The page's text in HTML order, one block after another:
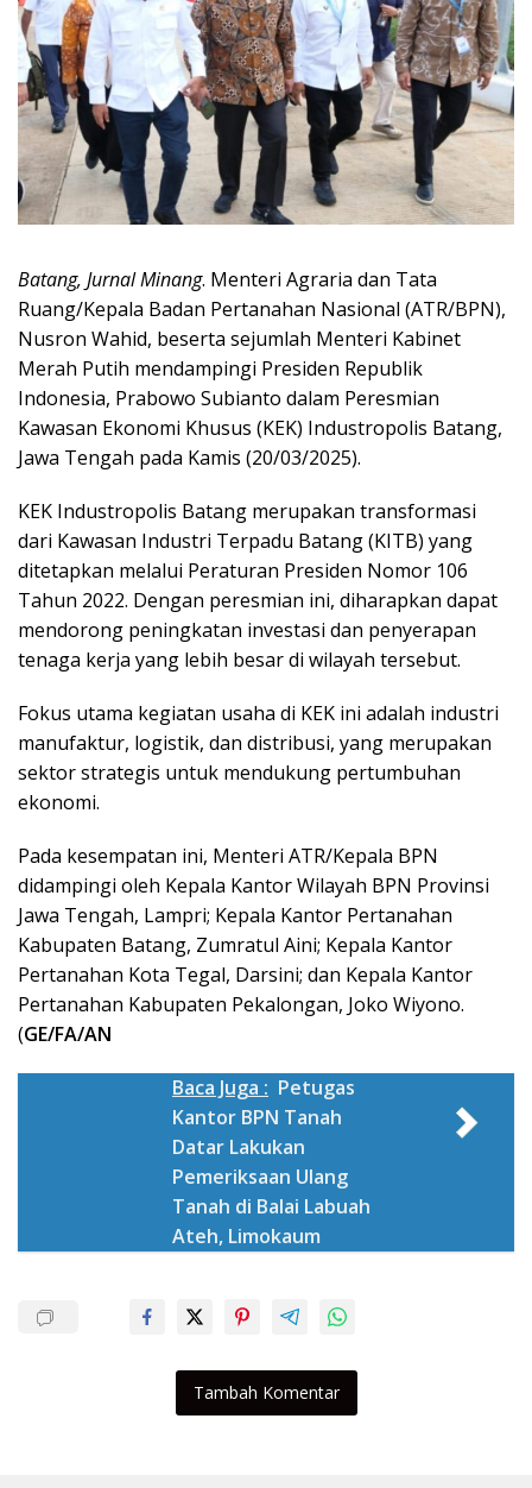
Batang, Jurnal Minang. Menteri Agraria dan Tata
Ruang/Kepala Badan Pertanahan Nasional (ATR/BPN),
Nusron Wahid, beserta sejumlah Menteri Kabinet
Merah Putih mendampingi Presiden Republik
Indonesia, Prabowo Subianto dalam Peresmian
Kawasan Ekonomi Khusus (KEK) Industropolis Batang,
Jawa Tengah pada Kamis (20/03/2025).
KEK Industropolis Batang merupakan transformasi
dari Kawasan Industri Terpadu Batang (KITB) yang
ditetapkan melalui Peraturan Presiden Nomor 106
Tahun 2022. Dengan peresmian ini, diharapkan dapat
mendorong peningkatan investasi dan penyerapan
tenaga kerja yang lebih besar di wilayah tersebut.
Fokus utama kegiatan usaha di KEK ini adalah industri
manufaktur, logistik, dan distribusi, yang merupakan
sektor strategis untuk mendukung pertumbuhan
ekonomi.
Pada kesempatan ini, Menteri ATR/Kepala BPN
didampingi oleh Kepala Kantor Wilayah BPN Provinsi
Jawa Tengah, Lampri; Kepala Kantor Pertanahan
Kabupaten Batang, Zumratul Aini; Kepala Kantor
Pertanahan Kota Tegal, Darsini; dan Kepala Kantor
Pertanahan Kabupaten Pekalongan, Joko Wiyono.
(GE/FA/AN
Baca Juga : Petugas
Kantor BPN Tanah
Datar Lakukan
Pemeriksaan Ulang
Tanah di Balai Labuah
Ateh, Limokaum
Tambah Komentar